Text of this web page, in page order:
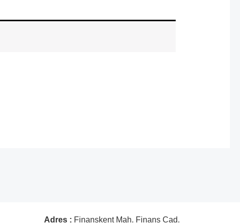
Adres : Finanskent Mah. Finans Cad.